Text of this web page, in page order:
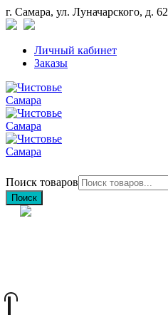
г. Самара, ул. Луначарского, д. 62
Личный кабинет
Заказы
Поиск товаров
Поиск